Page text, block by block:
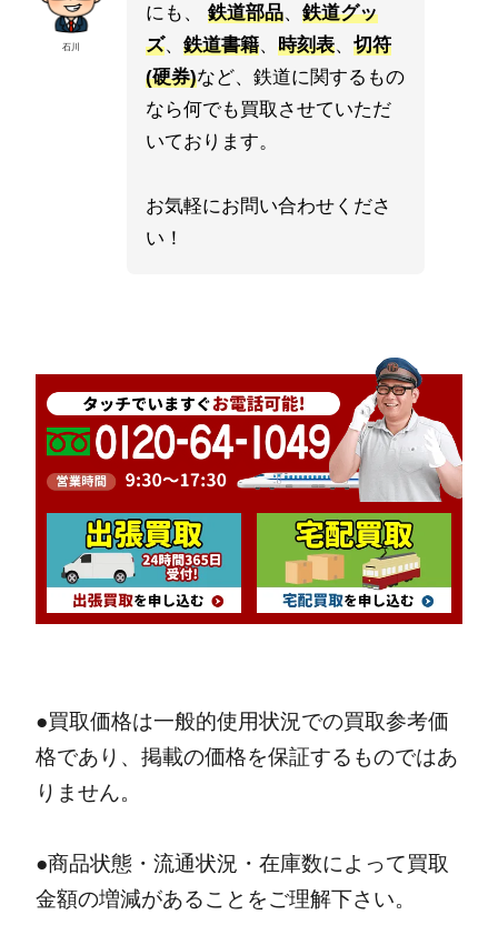
石川
にも、 鉄道部品、 鉄道グッ
ズ、 鉄道書籍、 時刻表、 切符
(硬券)など、鉄道に関するもの
なら何でも買取させていただ
いております。
お気軽にお問い合わせくださ
い！
●買取価格は一般的使用状況での買取参考価
格であり、掲載の価格を保証するものではあ
りません。
●商品状態・流通状況・在庫数によって買取
金額の増減があることをご理解下さい。